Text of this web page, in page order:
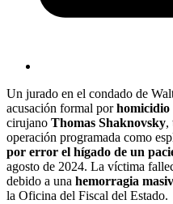
Un jurado en el condado de
acusación formal porhomicidio
cirujano Thomas Shaknovsky,
operación programada como
por error el hígado de un
agosto de 2024. La víctima
debido a una hemorragia
la Oficina del Fiscal del Estado.